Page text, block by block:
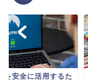
を安全に活用するた